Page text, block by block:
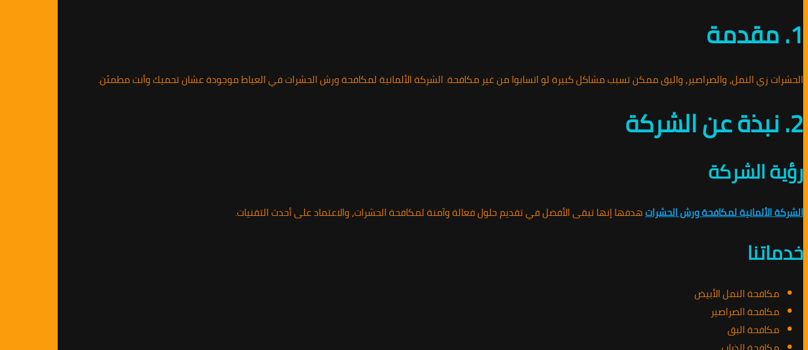
1. مقدمة
الحشرات زي النمل، والصراصير، والبق ممكن تسبب مشاكل كبيرة لو اتسابوا من غير مكافحة. الشركة الألمانية لمكافحة ورش الحشرات في العياط موجودة عشان تحميك وأنت مطمئن.
2. نبذة عن الشركة
رؤية الشركة
الشركة الألمانية لمكافحة ورش الحشراتهدفها إنها تبقى الأفضل في تقديم حلول فعالة وآمنة لمكافحة الحشرات، والاعتماد على أحدث التقنيات.
خدماتنا
مكافحة النمل الأبيض
مكافحة الصراصير
مكافحة البق